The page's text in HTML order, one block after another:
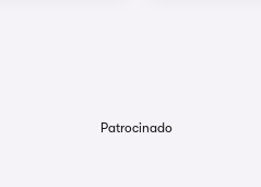
Patrocinado